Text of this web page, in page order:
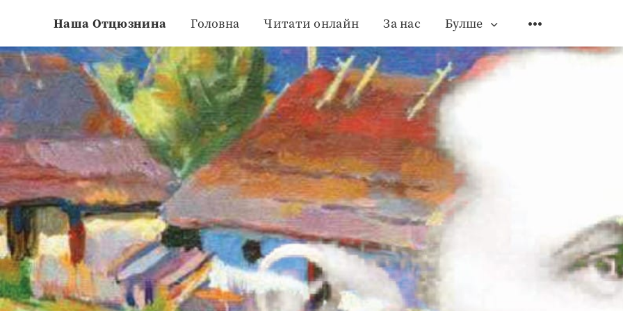
Наша Отцюзнина Головна Читати онлайн За нас Булше